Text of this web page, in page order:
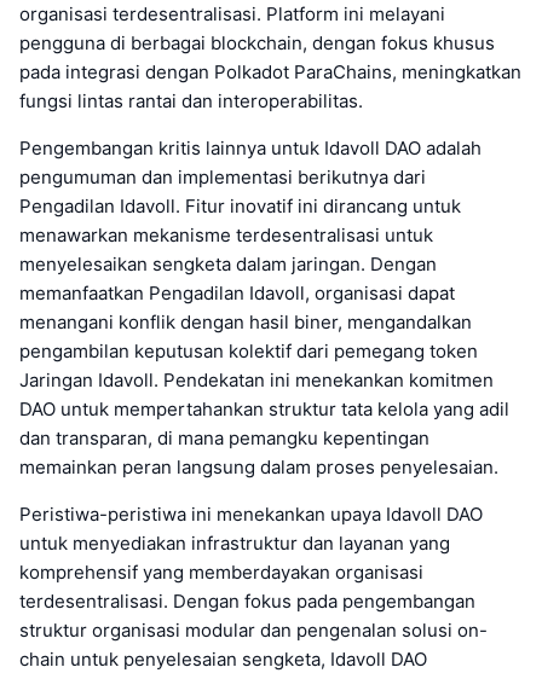
organisasi terdesentralisasi. Platform ini melayani
pengguna di berbagai blockchain, dengan fokus khusus
pada integrasi dengan Polkadot ParaChains, meningkatkan
fungsi lintas rantai dan interoperabilitas.
Pengembangan kritis lainnya untuk Idavoll DAO adalah
pengumuman dan implementasi berikutnya dari
Pengadilan Idavoll. Fitur inovatif ini dirancang untuk
menawarkan mekanisme terdesentralisasi untuk
menyelesaikan sengketa dalam jaringan. Dengan
memanfaatkan Pengadilan Idavoll, organisasi dapat
menangani konflik dengan hasil biner, mengandalkan
pengambilan keputusan kolektif dari pemegang token
Jaringan Idavoll. Pendekatan ini menekankan komitmen
DAO untuk mempertahankan struktur tata kelola yang adil
dan transparan, di mana pemangku kepentingan
memainkan peran langsung dalam proses penyelesaian.
Peristiwa-peristiwa ini menekankan upaya Idavoll DAO
untuk menyediakan infrastruktur dan layanan yang
komprehensif yang memberdayakan organisasi
terdesentralisasi. Dengan fokus pada pengembangan
struktur organisasi modular dan pengenalan solusi on-
chain untuk penyelesaian sengketa, Idavoll DAO